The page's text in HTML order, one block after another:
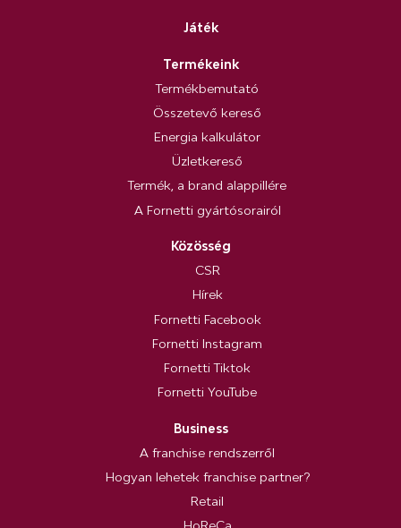
Játék
Termékeink
Termékbemutató
Összetevő kereső
Energia kalkulátor
Üzletkereső
Termék, a brand alappillére
A Fornetti gyártósorairól
Közösség
CSR
Hírek
Fornetti Facebook
Fornetti Instagram
Fornetti Tiktok
Fornetti YouTube
Business
A franchise rendszerről
Hogyan lehetek franchise partner?
Retail